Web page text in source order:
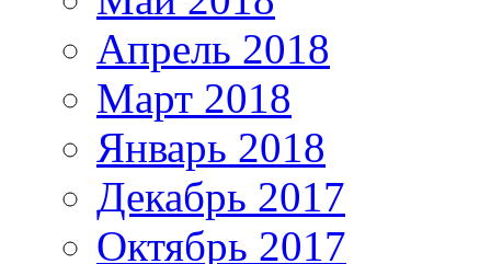
Апрель 2018
Март 2018
Январь 2018
Декабрь 2017
Октябрь 2017